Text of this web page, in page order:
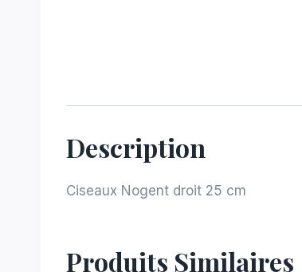
Description
Ciseaux Nogent droit 25 cm
Produits Similaires